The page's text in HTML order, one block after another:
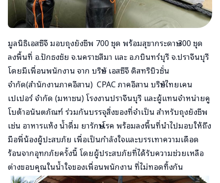
มูลนิธิเอสซีจี มอบถุงยังชีพ 700 ชุด พร้อมสุขากระดาษ 300 ชุด
ลงพื้นที่ อ.ปักธงชัย จ.นคราชสีมา และ อ.กบินทร์บุรี จ.ปราจีนบุรี
โดยมีเพื่อนพนักงาน จาก บริษัท เอสซีจี ดิสทริบิวชั่น
จำกัด(สำนักงานภาคอีสาน) CPAC ภาคอีสาน บริษัทไทยเคน
เปเปอร์ จำกัด (มหาชน) โรงงานปราจีนบุรี และผู้แทนจำหน่ายคู
โบต้าอนันตภัณฑ์ ร่วมกันบรรจุสิ่งของที่จำเป็น สำหรับถุงยังชีพ
เช่น อาหารแห้ง น้ำดื่ม ยารักษาโรค พร้อมลงพื้นที่นำไปมอบให้ถึง
มือพี่น้องผู้ปะสบภัย เพื่อเป็นกำลังใจและบรรเทาความเดือด
ร้อนจากอุทกภัยครั้งนี้ โดยผู้ประสบภัยที่ได้รับความช่วยเหลือ
ต่างขอบคุณในน้ำใจของเพื่อนพนักงาน ที่ไม่ทอดทิ้งกัน